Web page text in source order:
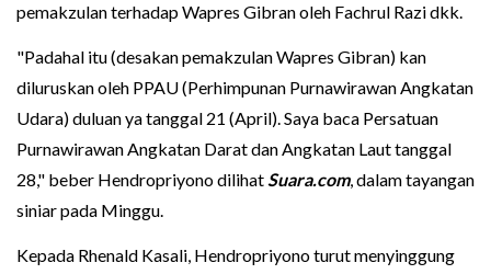
pemakzulan terhadap Wapres Gibran oleh Fachrul Razi dkk.
"Padahal itu (desakan pemakzulan Wapres Gibran) kan
diluruskan oleh PPAU (Perhimpunan Purnawirawan Angkatan
Udara) duluan ya tanggal 21 (April). Saya baca Persatuan
Purnawirawan Angkatan Darat dan Angkatan Laut tanggal
28," beber Hendropriyono dilihatSuara.com, dalam tayangan
siniar pada Minggu.
Kepada Rhenald Kasali, Hendropriyono turut menyinggung